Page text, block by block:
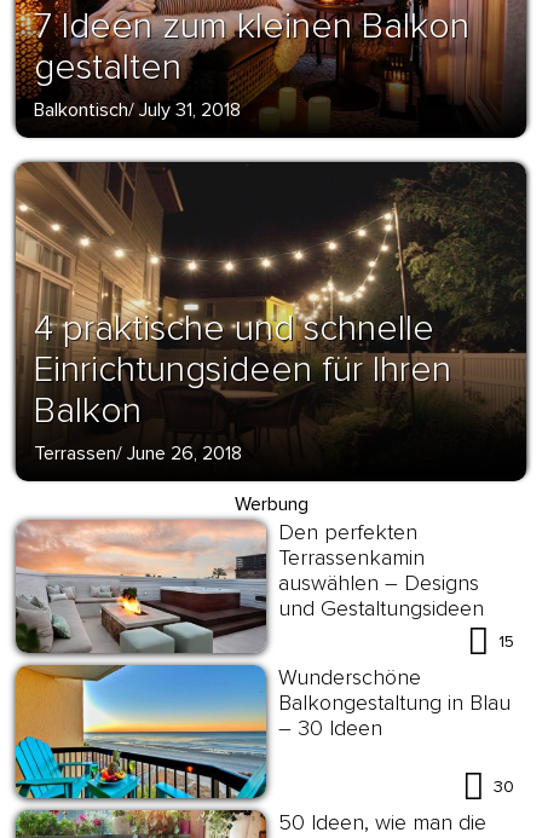
7 Ideen zum kleinen Balkon
gestalten
Balkontisch/ July 31, 2018
4 praktische und schnelle
Einrichtungsideen für Ihren
Balkon
Terrassen/ June 26, 2018
Werbung
Den perfekten
Terrassenkamin
auswählen – Designs
und Gestaltungsideen
15
Wunderschöne
Balkongestaltung in Blau
– 30 Ideen
30
50 Ideen, wie man die